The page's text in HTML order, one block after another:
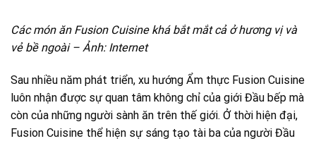
Các món ăn Fusion Cuisine khá bắt mắt cả ở hương vị và
vẻ bề ngoài – Ảnh: Internet
Sau nhiều năm phát triển, xu hướng Ẩm thực Fusion Cuisine
luôn nhận được sự quan tâm không chỉ của giới Đầu bếp mà
còn của những người sành ăn trên thế giới. Ở thời hiện đại,
Fusion Cuisine thể hiện sự sáng tạo tài ba của người Đầu